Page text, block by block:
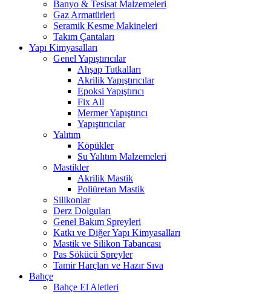
Banyo & Tesisat Malzemeleri
Gaz Armatürleri
Seramik Kesme Makineleri
Takım Çantaları
Yapı Kimyasalları
Genel Yapıştırıcılar
Ahşap Tutkalları
Akrilik Yapıştırıcılar
Epoksi Yapıştırıcı
Fix All
Mermer Yapıştırıcı
Yapıştırıcılar
Yalıtım
Köpükler
Su Yalıtım Malzemeleri
Mastikler
Akrilik Mastik
Poliüretan Mastik
Silikonlar
Derz Dolguları
Genel Bakım Spreyleri
Katkı ve Diğer Yapı Kimyasalları
Mastik ve Silikon Tabancası
Pas Sökücü Spreyler
Tamir Harçları ve Hazır Sıva
Bahçe
Bahçe El Aletleri